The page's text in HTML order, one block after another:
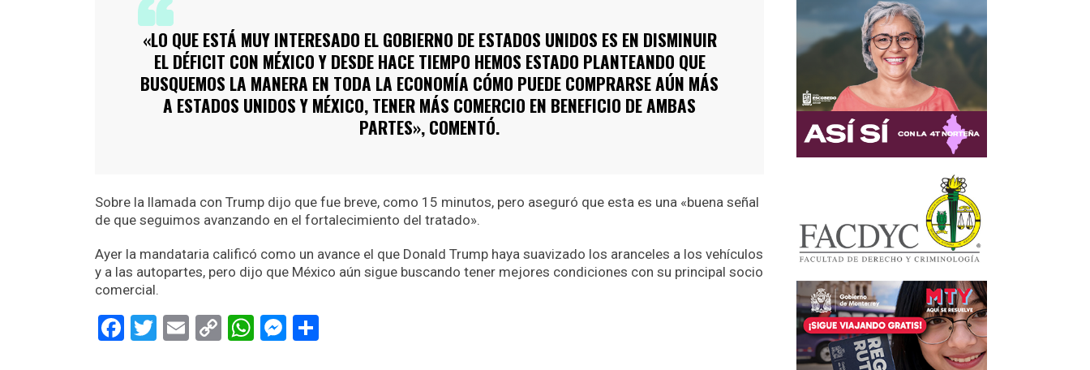
«LO QUE ESTÁ MUY INTERESADO EL GOBIERNO DE ESTADOS UNIDOS ES EN DISMINUIR
EL DÉFICIT CON MÉXICO Y DESDE HACE TIEMPO HEMOS ESTADO PLANTEANDO QUE
BUSQUEMOS LA MANERA EN TODA LA ECONOMÍA CÓMO PUEDE COMPRARSE AÚN MÁS
A ESTADOS UNIDOS Y MÉXICO, TENER MÁS COMERCIO EN BENEFICIO DE AMBAS
PARTES», COMENTÓ.
Sobre la llamada con Trump dijo que fue breve, como 15 minutos, pero aseguró que esta es una «buena señal
de que seguimos avanzando en el fortalecimiento del tratado».
Ayer la mandataria calificó como un avance el que Donald Trump haya suavizado los aranceles a los vehículos
y a las autopartes, pero dijo que México aún sigue buscando tener mejores condiciones con su principal socio
comercial.
Facebook
Twitter
EmailCopyWhatsApp
Messenger